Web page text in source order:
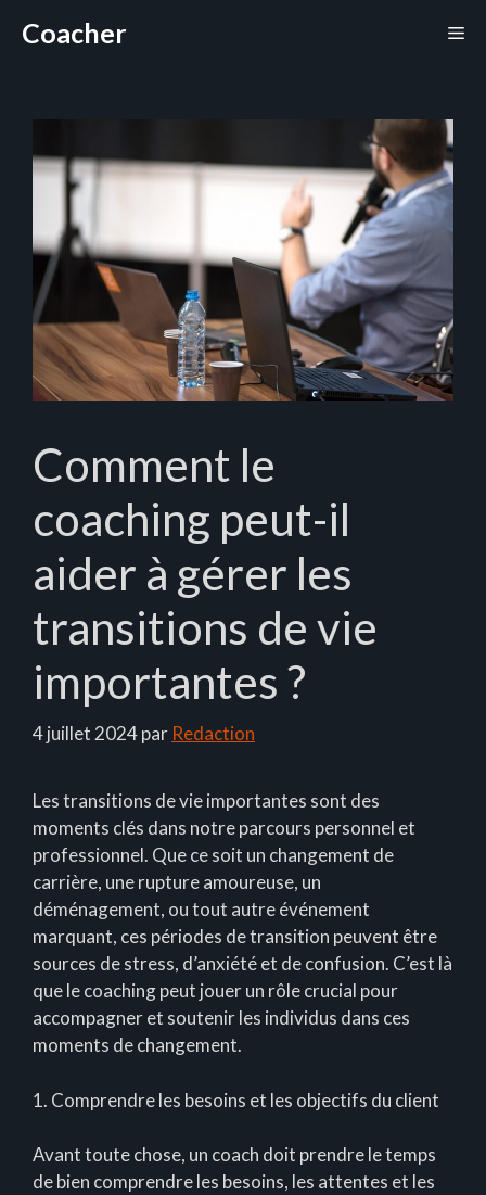
Coacher
Comment le
coaching peut-il
aider à gérer les
transitions de vie
importantes ?
4 juillet 2024par Redaction
Les transitions de vie importantes sont des
moments clés dans notre parcours personnel et
professionnel. Que ce soit un changement de
carrière, une rupture amoureuse, un
déménagement, ou tout autre événement
marquant, ces périodes de transition peuvent être
sources de stress, d’anxiété et de confusion. C’est là
que le coaching peut jouer un rôle crucial pour
accompagner et soutenir les individus dans ces
moments de changement.
1. Comprendre les besoins et les objectifs du client
Avant toute chose, un coach doit prendre le temps
de bien comprendre les besoins, les attentes et les